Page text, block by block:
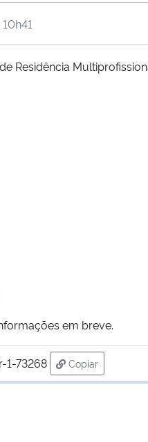
Residência
em breve.
73268
Copiar
para área de